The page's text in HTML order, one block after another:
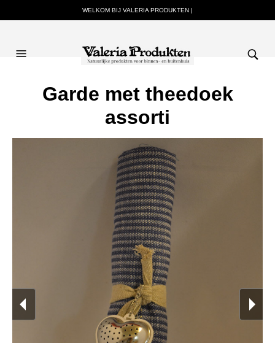
WELKOM BIJ VALERIA PRODUKTEN |
Garde met theedoek
assorti